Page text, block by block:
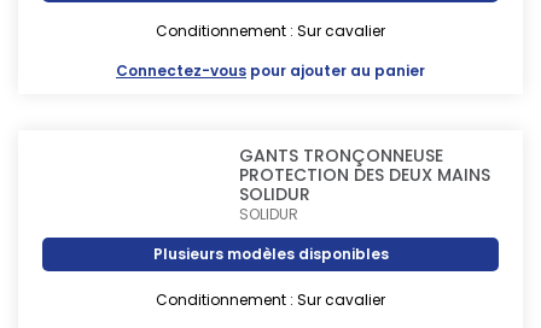
Conditionnement : Sur cavalier
Connectez-vous pour ajouter au panier
GANTS TRONÇONNEUSE
PROTECTION DES DEUX MAINS
SOLIDUR
SOLIDUR
Plusieurs modèles disponibles
Conditionnement : Sur cavalier